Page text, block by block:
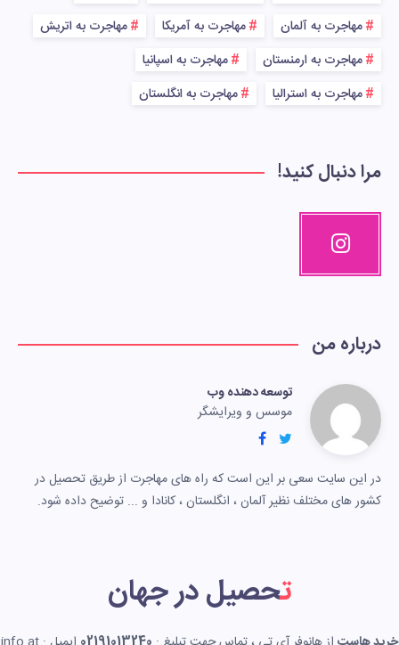
مهاجرت به آلمان
مهاجرت به آمریکا
مهاجرت به اتریش
مهاجرت به ارمنستان
مهاجرت به اسپانیا
مهاجرت به استرالیا
مهاجرت به انگلستان
مرا دنبال کنید!
درباره من
توسعه دهنده وب
موسس و ویرایشگر
در این سایت سعی بر این است که راه های مهاجرت از طریق تحصیل در
کشور های مختلف نظیر آلمان ، انگلستان ، کانادا و ... توضیح داده شود.
تحصیل در جهان